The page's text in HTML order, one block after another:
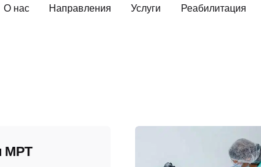
О нас
Направления Услуги Реабилитация
МРТ